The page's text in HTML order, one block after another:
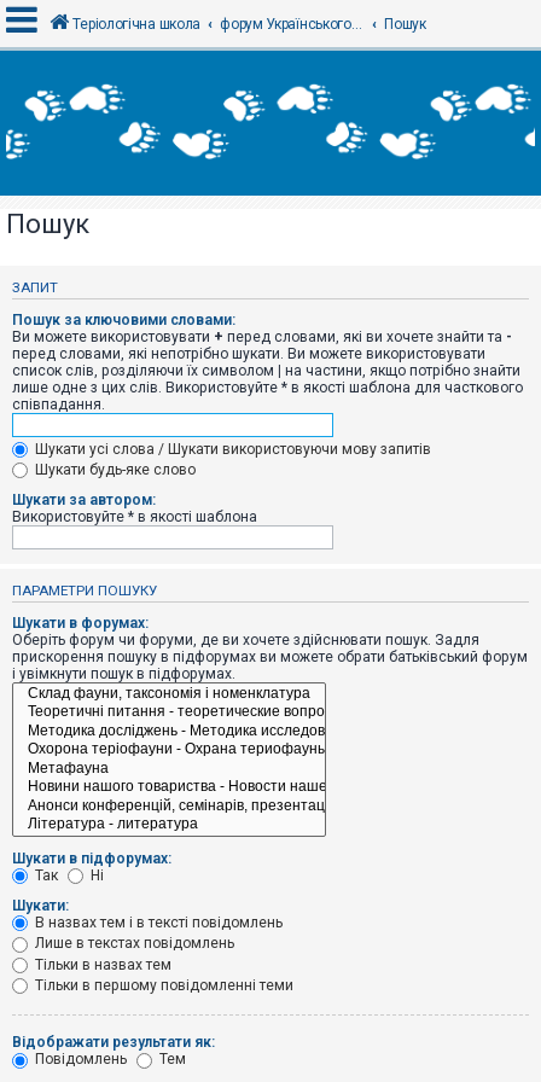
х
і
Р
с
р
а
ц
і
я
Т
е
м
и
б
і
п
о
в
і
д
в
н
т
е
м
и
о
ш
Теріологічна школа форум Українського теріологічного товариства Пошук
Пошук
ЗАПИТ
Пошук за ключовими словами:
Ви можете використовувати + перед словами, які ви хочете знайти та -
перед словами, які непотрібно шукати. Ви можете використовувати
список слів, розділяючи їх символом | на частини, якщо потрібно знайти
лише одне з цих слів. Використовуйте * в якості шаблона для часткового
співпадання.
Шукати усі слова / Шукати використовуючи мову запитів
Шукати будь-яке слово
Шукати за автором:
Використовуйте * в якості шаблона
ПАРАМЕТРИ ПОШУКУ
Шукати в форумах:
Оберіть форум чи форуми, де ви хочете здійснювати пошук. Задля
прискорення пошуку в підфорумах ви можете обрати батьківський форум
і увімкнути пошук в підфорумах.
Шукати в підфорумах:
Так
Ні
Шукати:
В назвах тем і в тексті повідомлень
Лише в текстах повідомлень
Тільки в назвах тем
Тільки в першому повідомленні теми
Відображати результати як:
Повідомлень
Тем